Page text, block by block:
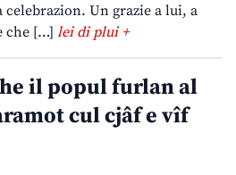
celebrazion. Un grazie a lui, a
che […] lei di plui +
il popul furlan al
cul cjâf e vîf